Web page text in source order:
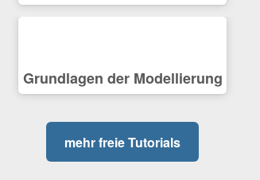
Grundlagen der Modellierung
mehr freie Tutorials